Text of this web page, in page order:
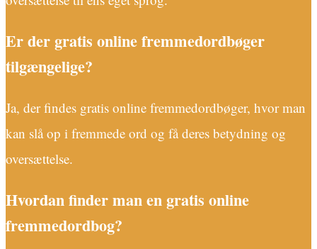
Er der gratis online fremmedordbøger
tilgængelige?
Ja, der findes gratis online fremmedordbøger, hvor man
kan slå op i fremmede ord og få deres betydning og
oversættelse.
Hvordan finder man en gratis online
fremmedordbog?